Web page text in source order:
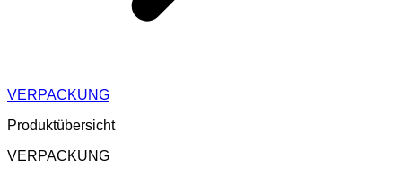
VERPACKUNG
Produktübersicht
VERPACKUNG